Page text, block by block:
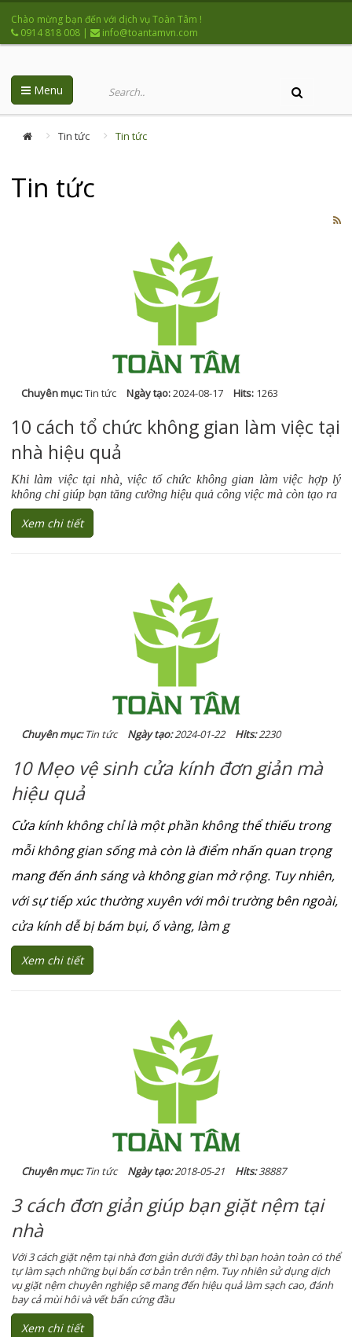
Chào mừng bạn đến với dịch vụ Toàn Tâm !
0914 818 008 | info@toantamvn.com
Menu
Tin tức Tin tức
Tin tức
Chuyên mục:Tin tức Ngày tạo:2024-08-17 Hits: 1263
10 cách tổ chức không gian làm việc tại
nhà hiệu quả
Khi làm việc tại nhà, việc tổ chức không gian làm việc hợp lý
không chỉ giúp bạn tăng cường hiệu quả công việc mà còn tạo ra
Xem chi tiết
Chuyên mục:Tin tức Ngày tạo:2024-01-22 Hits:2230
10 Mẹo vệ sinh cửa kính đơn giản mà
hiệu quả
Cửa kính không chỉ là một phần không thể thiếu trong
mỗi không gian sống mà còn là điểm nhấn quan trọng
mang đến ánh sáng và không gian mở rộng. Tuy nhiên,
với sự tiếp xúc thường xuyên với môi trường bên ngoài,
cửa kính dễ bị bám bụi, ố vàng, làm g
Xem chi tiết
Chuyên mục:Tin tức Ngày tạo:2018-05-21 Hits:38887
3 cách đơn giản giúp bạn giặt nệm tại
nhà
Với 3 cách giặt nệm tại nhà đơn giản dưới đây thì bạn hoàn toàn có thể
tự làm sạch những bụi bẩn cơ bản trên nệm. Tuy nhiên sử dụng dịch
vụ giặt nệm chuyên nghiệp sẽ mang đến hiệu quả làm sạch cao, đánh
bay cả mùi hôi và vết bẩn cứng đầu
Xem chi tiết